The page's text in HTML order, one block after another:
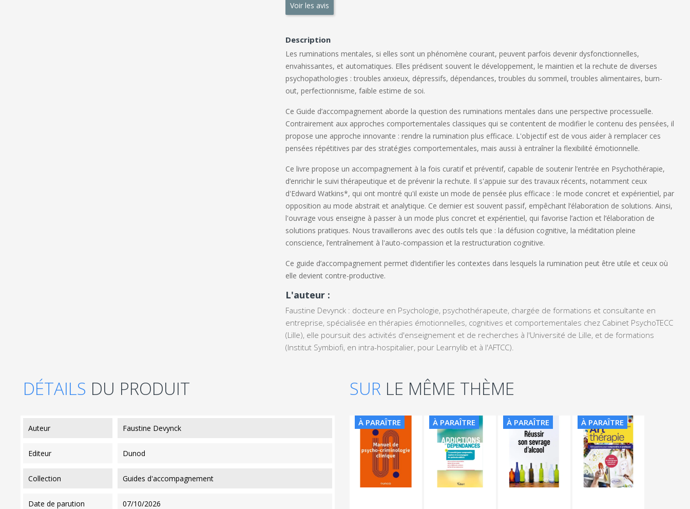
Voir les avis
Description
Les ruminations mentales, si elles sont un phénomène courant, peuvent parfois devenir dysfonctionnelles,
envahissantes, et automatiques. Elles prédisent souvent le développement, le maintien et la rechute de diverses
psychopathologies : troubles anxieux, dépressifs, dépendances, troubles du sommeil, troubles alimentaires, burn-
out, perfectionnisme, faible estime de soi.
Ce Guide d’accompagnement aborde la question des ruminations mentales dans une perspective processuelle.
Contrairement aux approches comportementales classiques qui se contentent de modifier le contenu des pensées, il
propose une approche innovante : rendre la rumination plus efficace. L'objectif est de vous aider à remplacer ces
pensées répétitives par des stratégies comportementales, mais aussi à entraîner la flexibilité émotionnelle.
Ce livre propose un accompagnement à la fois curatif et préventif, capable de soutenir l’entrée en Psychothérapie,
d’enrichir le suivi thérapeutique et de prévenir la rechute. Il s'appuie sur des travaux récents, notamment ceux
d'Edward Watkins*, qui ont montré qu'il existe un mode de pensée plus efficace : le mode concret et expérientiel, par
opposition au mode abstrait et analytique. Ce dernier est souvent passif, empêchant l’élaboration de solutions. Ainsi,
l'ouvrage vous enseigne à passer à un mode plus concret et expérientiel, qui favorise l’action et l’élaboration de
solutions pratiques. Nous travaillerons avec des outils tels que : la défusion cognitive, la méditation pleine
conscience, l’entraînement à l'auto-compassion et la restructuration cognitive.
Ce guide d’accompagnement permet d’identifier les contextes dans lesquels la rumination peut être utile et ceux où
elle devient contre-productive.
L'auteur :
Faustine Devynck : docteure en Psychologie, psychothérapeute, chargée de formations et consultante en
entreprise, spécialisée en thérapies émotionnelles, cognitives et comportementales chez Cabinet PsychoTECC
(Lille), elle poursuit des activités d'enseignement et de recherches à l'Université de Lille, et de formations
(Institut Symbiofi, en intra-hospitalier, pour Learnylib et à l'AFTCC).
DÉTAILS DU PRODUIT
auteur Faustine Devynck
editeur Dunod
collection Guides d'accompagnement
date de parution 07/10/2026
SUR LE MÊME THÈME
À PARAÎTRE À PARAÎTRE À PARAÎTRE À PARAÎTRE